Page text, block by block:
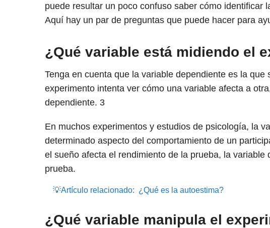
puede resultar un poco confuso saber cómo identificar
Aquí hay un par de preguntas que puede hacer para
¿Qué variable está midiendo el
Tenga en cuenta que la variable dependiente es la que
experimento intenta ver cómo una variable afecta a
dependiente. 3
En muchos experimentos y estudios de psicología, la
determinado aspecto del comportamiento de un
el sueño afecta el rendimiento de la prueba, la
prueba.
💡Artículo relacionado: ¿Qué es la autoestima?
¿Qué variable manipula el